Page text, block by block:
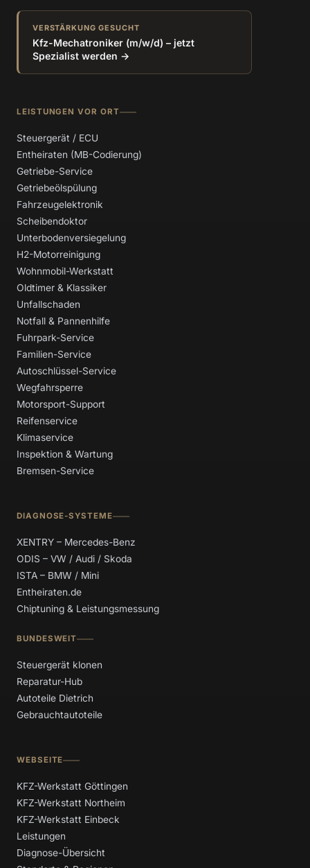
VERSTÄRKUNG GESUCHT
Kfz-Mechatroniker (m/w/d) – jetzt
Spezialist werden →
LEISTUNGEN VOR ORT
Steuergerät / ECU
Entheiraten (MB-Codierung)
Getriebe-Service
Getriebeölspülung
Fahrzeugelektronik
Scheibendoktor
Unterbodenversiegelung
H2-Motorreinigung
Wohnmobil-Werkstatt
Oldtimer & Klassiker
Unfallschaden
Notfall & Pannenhilfe
Fuhrpark-Service
Familien-Service
Autoschlüssel-Service
Wegfahrsperre
Motorsport-Support
Reifenservice
Klimaservice
Inspektion & Wartung
Bremsen-Service
DIAGNOSE-SYSTEME
XENTRY – Mercedes-Benz
ODIS – VW / Audi / Skoda
ISTA – BMW / Mini
Entheiraten.de
Chiptuning & Leistungsmessung
BUNDESWEIT
Steuergerät klonen
Reparatur-Hub
Autoteile Dietrich
Gebrauchtautoteile
WEBSEITE
KFZ-Werkstatt Göttingen
KFZ-Werkstatt Northeim
KFZ-Werkstatt Einbeck
Leistungen
Diagnose-Übersicht